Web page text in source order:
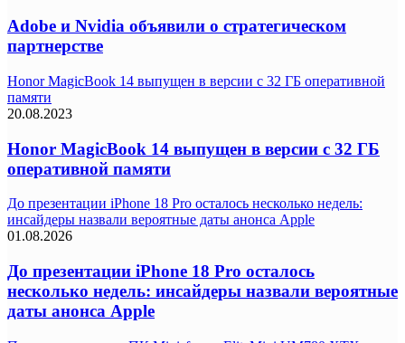
Adobe и Nvidia объявили о стратегическом
партнерстве
Honor MagicBook 14 выпущен в версии с 32 ГБ оперативной
памяти
20.08.2023
Honor MagicBook 14 выпущен в версии с 32 ГБ
оперативной памяти
До презентации iPhone 18 Pro осталось несколько недель:
инсайдеры назвали вероятные даты анонса Apple
01.08.2026
До презентации iPhone 18 Pro осталось
несколько недель: инсайдеры назвали вероятные
даты анонса Apple